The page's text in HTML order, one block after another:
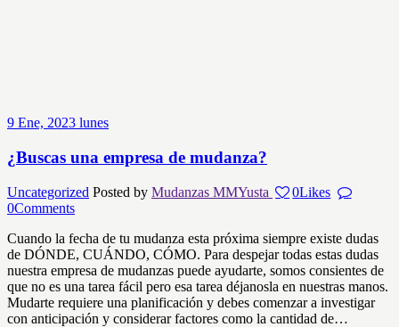
9 Ene, 2023 lunes
¿Buscas una empresa de mudanza?
Uncategorized Posted by Mudanzas MMYusta 0Likes
0Comments
Cuando la fecha de tu mudanza esta próxima siempre existe dudas
de DÓNDE, CUÁNDO, CÓMO. Para despejar todas estas dudas
nuestra empresa de mudanzas puede ayudarte, somos consientes de
que no es una tarea fácil pero esa tarea déjanosla en nuestras manos.
Mudarte requiere una planificación y debes comenzar a investigar
con anticipación y considerar factores como la cantidad de…